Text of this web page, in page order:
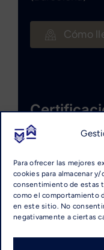
Para ofrecer las mejores
cookies para almacenar
consentimiento de estas
como el comportamiento
en este sitio. No
negativamente a ciertas
Cómo